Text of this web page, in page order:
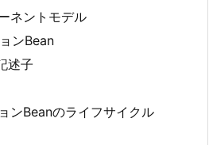
ネントモデル
ンBean
述子
ンBeanのライフサイクル